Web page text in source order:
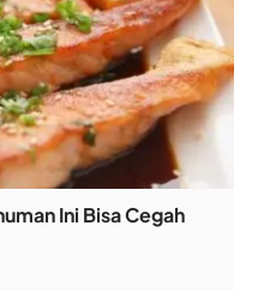
Ini Bisa Cegah